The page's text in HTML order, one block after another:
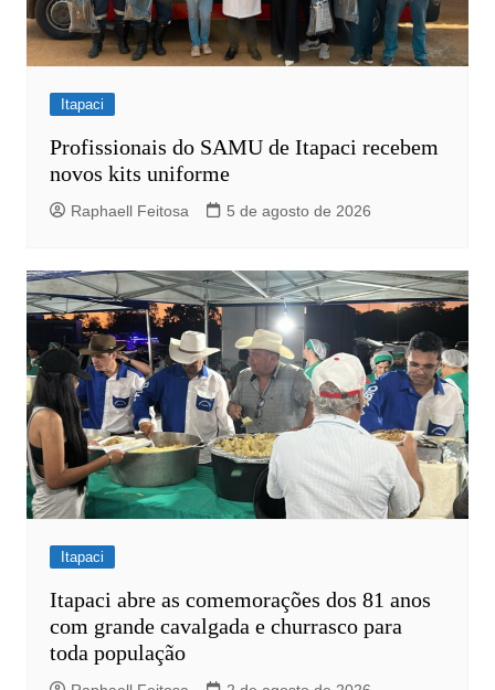
Itapaci
Profissionais do SAMU de Itapaci recebem
novos kits uniforme
Raphaell Feitosa 5 de agosto de 2026
Itapaci
Itapaci abre as comemorações dos 81 anos
com grande cavalgada e churrasco para
toda população